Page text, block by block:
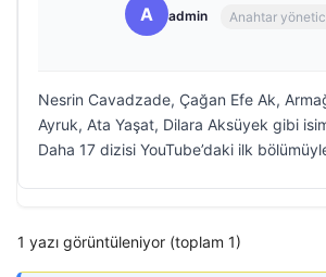
A admin Anahtar
Nesrin Cavadzade, Çağan Efe Ak,
Ayruk, Ata Yaşat, Dilara Aksüyek gibi
Daha 17 dizisi YouTube’daki ilk
1 yazı görüntüleniyor (toplam 1)